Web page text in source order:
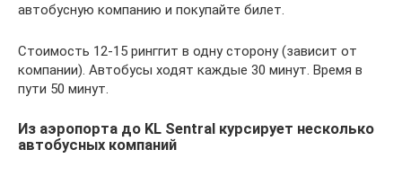
автобусную компанию и покупайте билет.
Стоимость 12-15 ринггит в одну сторону (зависит от
компании). Автобусы ходят каждые 30 минут. Время в
пути 50 минут.
Из аэропорта до KL Sentral курсирует несколько
автобусных компаний